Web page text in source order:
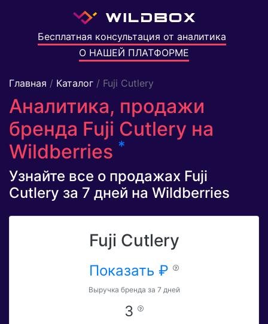
Бесплатная консультация от аналитика
О НАШЕЙ ПЛАТФОРМЕ
Главная / Каталог / Fuji Cutlery
Аналитика, продажи
бренда Fuji Cutlery на
Wildberries *
Узнайте все о продажах Fuji
Cutlery за 7 дней на Wildberries
Fuji Cutlery
Показать ₽
Выручка бренда за 7 дней
3